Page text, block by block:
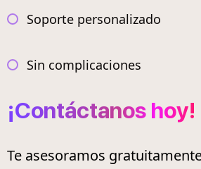
Soporte personalizado
Sin complicaciones
¡Contáctanos hoy!
Te asesoramos